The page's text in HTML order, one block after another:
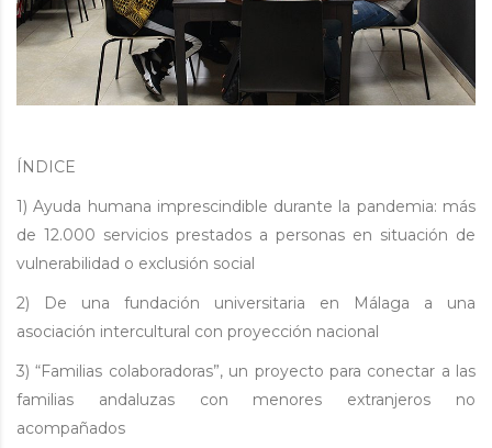
ÍNDICE
1) Ayuda humana imprescindible durante la pandemia: más
de 12.000 servicios prestados a personas en situación de
vulnerabilidad o exclusión social
2) De una fundación universitaria en Málaga a una
asociación intercultural con proyección nacional
3) “Familias colaboradoras”, un proyecto para conectar a las
familias andaluzas con menores extranjeros no
acompañados